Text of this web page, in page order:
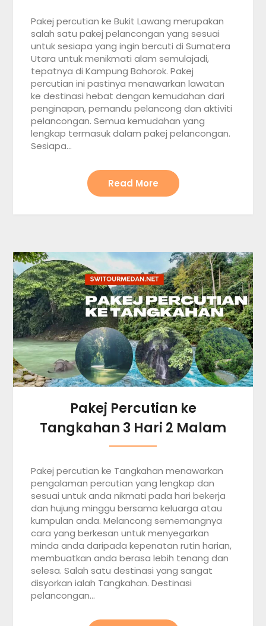
Pakej percutian ke Bukit Lawang merupakan
salah satu pakej pelancongan yang sesuai
untuk sesiapa yang ingin bercuti di Sumatera
Utara untuk menikmati alam semulajadi,
tepatnya di Kampung Bahorok. Pakej
percutian ini pastinya menawarkan lawatan
ke destinasi hebat dengan kemudahan dari
penginapan, pemandu pelancong dan aktiviti
pelancongan. Semua kemudahan yang
lengkap termasuk dalam pakej pelancongan.
Sesiapa…
Read More
Pakej Percutian ke
Tangkahan 3 Hari 2 Malam
Pakej percutian ke Tangkahan menawarkan
pengalaman percutian yang lengkap dan
sesuai untuk anda nikmati pada hari bekerja
dan hujung minggu bersama keluarga atau
kumpulan anda. Melancong sememangnya
cara yang berkesan untuk menyegarkan
minda anda daripada kepenatan rutin harian,
membuatkan anda berasa lebih tenang dan
selesa. Salah satu destinasi yang sangat
disyorkan ialah Tangkahan. Destinasi
pelancongan…